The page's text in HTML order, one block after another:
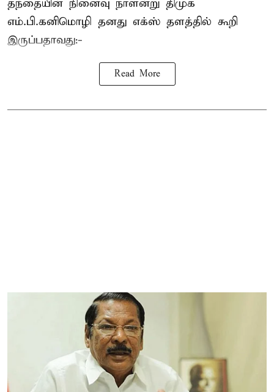
தந்தையின் நினைவு நாளன்று திமுக
எம்.பி.கனிமொழி தனது எக்ஸ் தளத்தில் கூறி
இருப்பதாவது:-
Read More